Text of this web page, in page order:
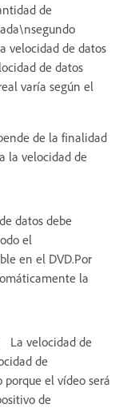
de
velocidad de datos
de datos
varía según el
de la finalidad
la velocidad de
datos debe
el
en el DVD.Por
la
La velocidad de
de
el vídeo será
de